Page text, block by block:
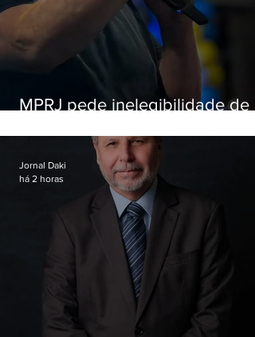
MPRJ pede inelegibilidade de
Jornal Daki
há 2 horas